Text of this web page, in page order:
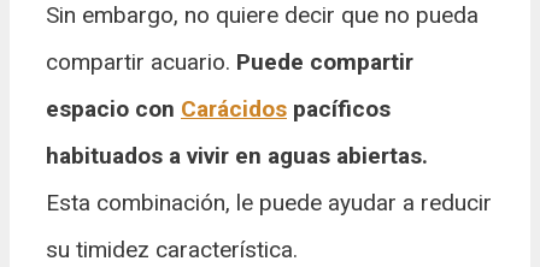
Sin embargo, no quiere decir que no pueda
compartir acuario. Puede compartir
espacio con Carácidos pacíficos
habituados a vivir en aguas abiertas.
Esta combinación, le puede ayudar a reducir
su timidez característica.